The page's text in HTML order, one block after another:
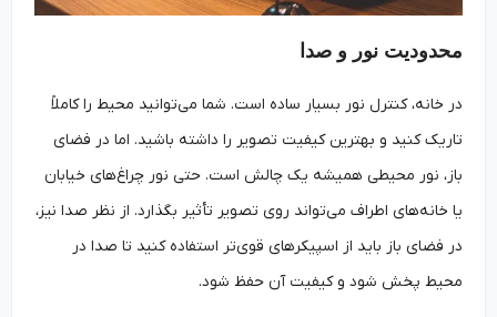
محدودیت نور و صدا
در خانه، کنترل نور بسیار ساده است. شما می‌توانید محیط را کاملاً
تاریک کنید و بهترین کیفیت تصویر را داشته باشید. اما در فضای
باز، نور محیطی همیشه یک چالش است. حتی نور چراغ‌های خیابان
یا خانه‌های اطراف می‌تواند روی تصویر تأثیر بگذارد. از نظر صدا نیز،
در فضای باز باید از اسپیکرهای قوی‌تر استفاده کنید تا صدا در
محیط پخش شود و کیفیت آن حفظ شود.